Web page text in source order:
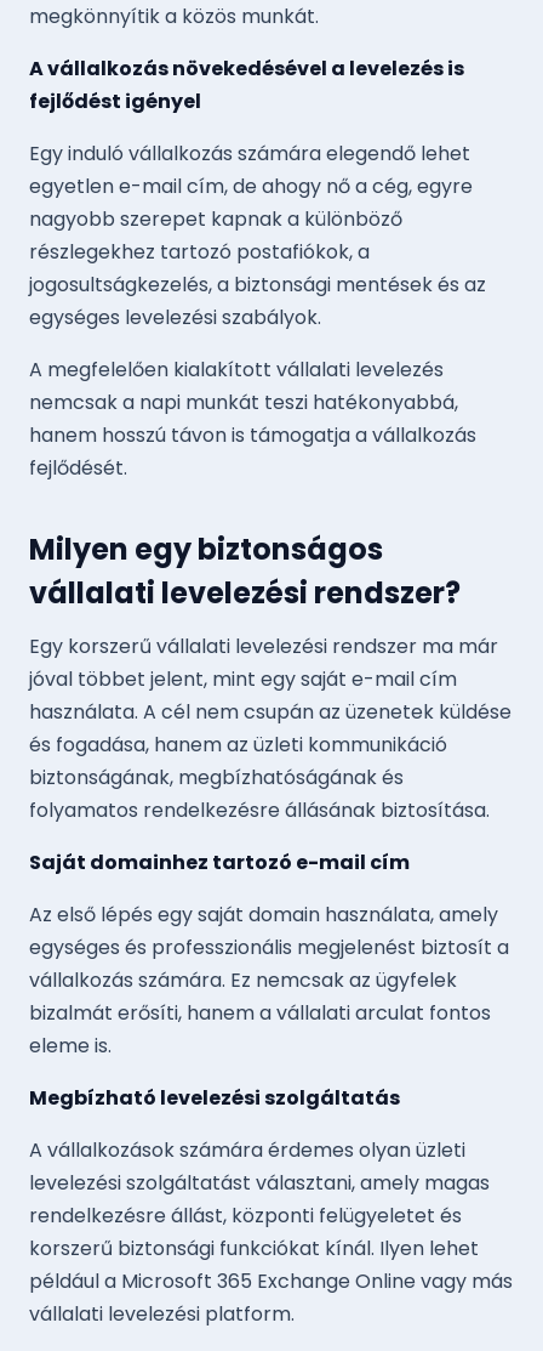
megkönnyítik a közös munkát.
A vállalkozás növekedésével a levelezés is
fejlődést igényel
Egy induló vállalkozás számára elegendő lehet
egyetlen e-mail cím, de ahogy nő a cég, egyre
nagyobb szerepet kapnak a különböző
részlegekhez tartozó postafiókok, a
jogosultságkezelés, a biztonsági mentések és az
egységes levelezési szabályok.
A megfelelően kialakított vállalati levelezés
nemcsak a napi munkát teszi hatékonyabbá,
hanem hosszú távon is támogatja a vállalkozás
fejlődését.
Milyen egy biztonságos
vállalati levelezési rendszer?
Egy korszerű vállalati levelezési rendszer ma már
jóval többet jelent, mint egy saját e-mail cím
használata. A cél nem csupán az üzenetek küldése
és fogadása, hanem az üzleti kommunikáció
biztonságának, megbízhatóságának és
folyamatos rendelkezésre állásának biztosítása.
Saját domainhez tartozó e-mail cím
Az első lépés egy saját domain használata, amely
egységes és professzionális megjelenést biztosít a
vállalkozás számára. Ez nemcsak az ügyfelek
bizalmát erősíti, hanem a vállalati arculat fontos
eleme is.
Megbízható levelezési szolgáltatás
A vállalkozások számára érdemes olyan üzleti
levelezési szolgáltatást választani, amely magas
rendelkezésre állást, központi felügyeletet és
korszerű biztonsági funkciókat kínál. Ilyen lehet
például a Microsoft 365 Exchange Online vagy más
vállalati levelezési platform.